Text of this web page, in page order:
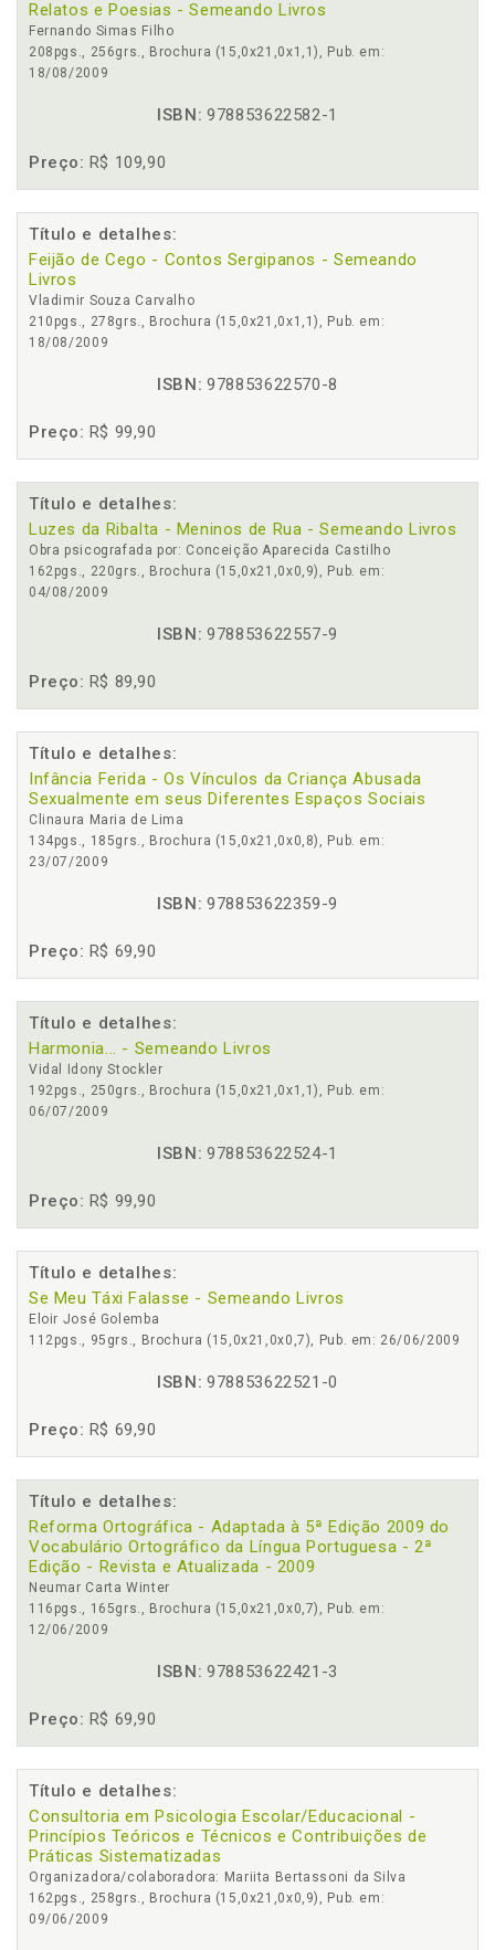
Relatos e Poesias - Semeando Livros
Fernando Simas Filho
208pgs., 256grs., Brochura (15,0x21,0x1,1), Pub. em:
18/08/2009
ISBN: 978853622582-1
Preço: R$ 109,90
Título e detalhes:
Feijão de Cego - Contos Sergipanos - Semeando
Livros
Vladimir Souza Carvalho
210pgs., 278grs., Brochura (15,0x21,0x1,1), Pub. em:
18/08/2009
ISBN: 978853622570-8
Preço: R$ 99,90
Título e detalhes:
Luzes da Ribalta - Meninos de Rua - Semeando Livros
Obra psicografada por: Conceição Aparecida Castilho
162pgs., 220grs., Brochura (15,0x21,0x0,9), Pub. em:
04/08/2009
ISBN: 978853622557-9
Preço: R$ 89,90
Título e detalhes:
Infância Ferida - Os Vínculos da Criança Abusada
Sexualmente em seus Diferentes Espaços Sociais
Clinaura Maria de Lima
134pgs., 185grs., Brochura (15,0x21,0x0,8), Pub. em:
23/07/2009
ISBN: 978853622359-9
Preço: R$ 69,90
Título e detalhes:
Harmonia... - Semeando Livros
Vidal Idony Stockler
192pgs., 250grs., Brochura (15,0x21,0x1,1), Pub. em:
06/07/2009
ISBN: 978853622524-1
Preço: R$ 99,90
Título e detalhes:
Se Meu Táxi Falasse - Semeando Livros
Eloir José Golemba
112pgs., 95grs., Brochura (15,0x21,0x0,7), Pub. em: 26/06/2009
ISBN: 978853622521-0
Preço: R$ 69,90
Título e detalhes:
Reforma Ortográfica - Adaptada à 5ª Edição 2009 do
Vocabulário Ortográfico da Língua Portuguesa - 2ª
Edição - Revista e Atualizada - 2009
Neumar Carta Winter
116pgs., 165grs., Brochura (15,0x21,0x0,7), Pub. em:
12/06/2009
ISBN: 978853622421-3
Preço: R$ 69,90
Título e detalhes:
Consultoria em Psicologia Escolar/Educacional -
Princípios Teóricos e Técnicos e Contribuições de
Práticas Sistematizadas
Organizadora/colaboradora: Mariita Bertassoni da Silva
162pgs., 258grs., Brochura (15,0x21,0x0,9), Pub. em:
09/06/2009